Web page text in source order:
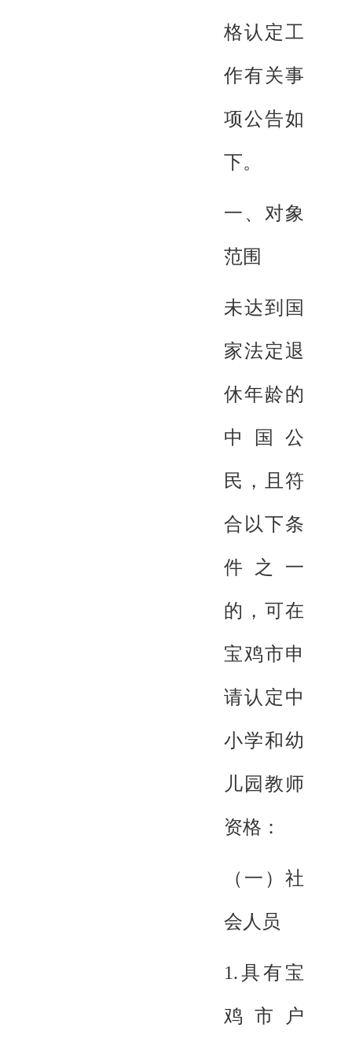
格认定工
作有关事
项公告如
下。
一、对象
范围
未达到国
家法定退
休年龄的
中国公
民，且符
合以下条
件之一
的，可在
宝鸡市申
请认定中
小学和幼
儿园教师
资格：
（一）社
会人员
1.具有宝
鸡市户